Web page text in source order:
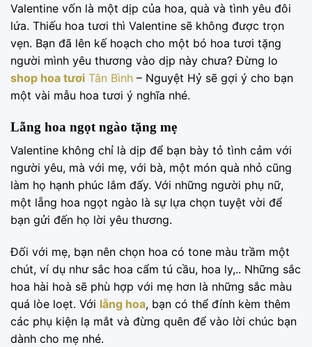
Valentine vốn là một dịp của hoa, quà và tình yêu đôi
lứa. Thiếu hoa tươi thì Valentine sẽ không được trọn
vẹn. Bạn đã lên kế hoạch cho một bó hoa tươi tặng
người mình yêu thương vào dịp này chưa? Đừng lo
shop hoa tươi Tân Bình – Nguyệt Hỷ sẽ gợi ý cho bạn
một vài mẫu hoa tươi ý nghĩa nhé.
Lẵng hoa ngọt ngào tặng mẹ
Valentine không chỉ là dịp để bạn bày tỏ tình cảm với
người yêu, mà với mẹ, với bà, một món quà nhỏ cũng
làm họ hạnh phúc lắm đấy. Với những người phụ nữ,
một lẵng hoa ngọt ngào là sự lựa chọn tuyệt vời để
bạn gửi đến họ lời yêu thương.
Đối với mẹ, bạn nên chọn hoa có tone màu trầm một
chút, ví dụ như sắc hoa cẩm tú cầu, hoa ly,.. Những sắc
hoa hài hoà sẽ phù hợp với mẹ hơn là những sắc màu
quá lòe loẹt. Với lẵng hoa, bạn có thể đính kèm thêm
các phụ kiện lạ mắt và đừng quên để vào lời chúc bạn
dành cho mẹ nhé.